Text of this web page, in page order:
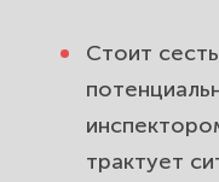
взыщем
Обман в
деньги
Стоит
трактует